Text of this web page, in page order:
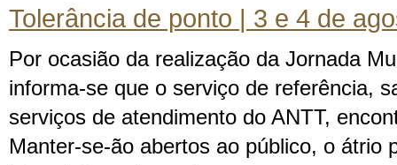
Tolerância de ponto | 3 e 4 de
Por ocasião da realização da Jornada
informa-se que o serviço de referência,
serviços de atendimento do ANTT,
Manter-se-ão abertos ao público, o átrio